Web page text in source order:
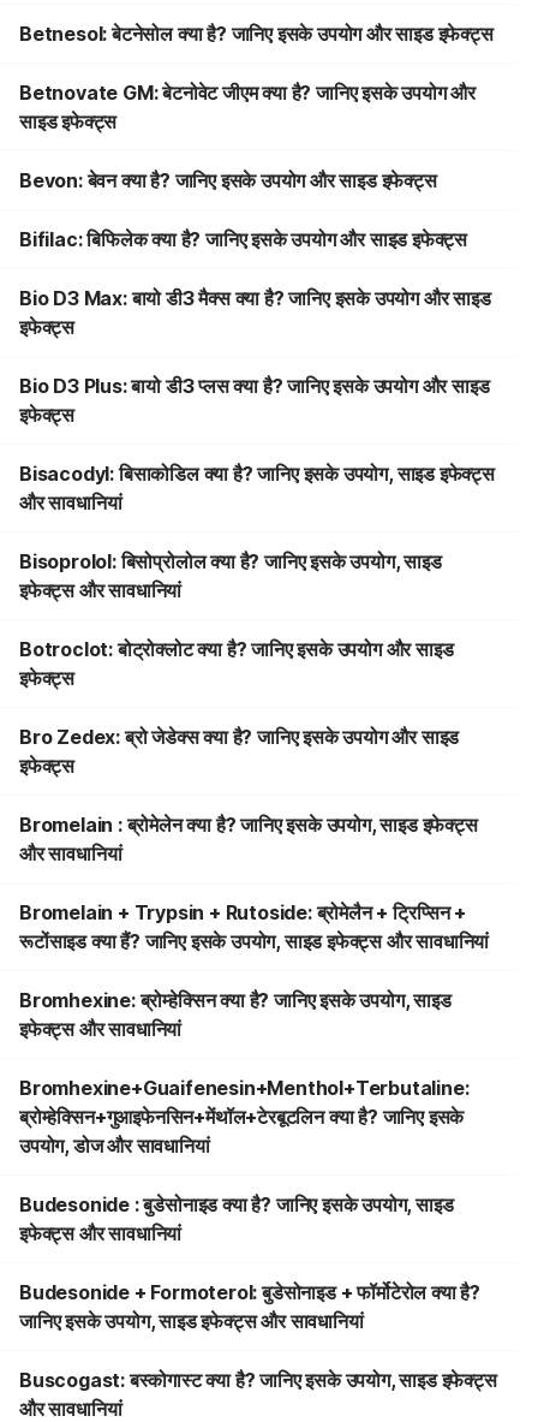
Betnesol: बेटनेसोल क्या है? जानिए इसके उपयोग और साइड इफेक्ट्स
Betnovate GM: बेटनोवेट जीएम क्या है? जानिए इसके उपयोग और
साइड इफेक्ट्स
Bevon: बेवन क्या है? जानिए इसके उपयोग और साइड इफेक्ट्स
Bifilac: बिफिलेक क्या है? जानिए इसके उपयोग और साइड इफेक्ट्स
Bio D3 Max: बायो डी3 मैक्स क्या है? जानिए इसके उपयोग और साइड
इफेक्ट्स
Bio D3 Plus: बायो डी3 प्लस क्या है? जानिए इसके उपयोग और साइड
इफेक्ट्स
Bisacodyl: बिसाकोडिल क्या है? जानिए इसके उपयोग, साइड इफेक्ट्स
और सावधानियां
Bisoprolol: बिसोप्रोलोल क्या है? जानिए इसके उपयोग, साइड
इफेक्ट्स और सावधानियां
Botroclot: बोट्रोक्लोट क्या है? जानिए इसके उपयोग और साइड
इफेक्ट्स
Bro Zedex: ब्रो जेडेक्स क्या है? जानिए इसके उपयोग और साइड
इफेक्ट्स
Bromelain : ब्रोमेलेन क्या है? जानिए इसके उपयोग, साइड इफेक्ट्स
और सावधानियां
Bromelain + Trypsin + Rutoside: ब्रोमेलैन + ट्रिप्सिन +
रूटोंसाइड क्या हैं? जानिए इसके उपयोग, साइड इफेक्ट्स और सावधानियां
Bromhexine: ब्रोम्हेक्सिन क्या है? जानिए इसके उपयोग, साइड
इफेक्ट्स और सावधानियां
Bromhexine+Guaifenesin+Menthol+Terbutaline:
ब्रोम्हेक्सिन+गुआइफेनसिन+मेंथॉल+टेरबूटलिन क्या है? जानिए इसके
उपयोग, डोज और सावधानियां
Budesonide : बुडेसोनाइड क्या है? जानिए इसके उपयोग, साइड
इफेक्ट्स और सावधानियां
Budesonide + Formoterol: बुडेसोनाइड + फॉर्मोटेरोल क्या है?
जानिए इसके उपयोग, साइड इफेक्ट्स और सावधानियां
Buscogast: बस्कोगास्ट क्या है? जानिए इसके उपयोग, साइड इफेक्ट्स
और सावधानियां